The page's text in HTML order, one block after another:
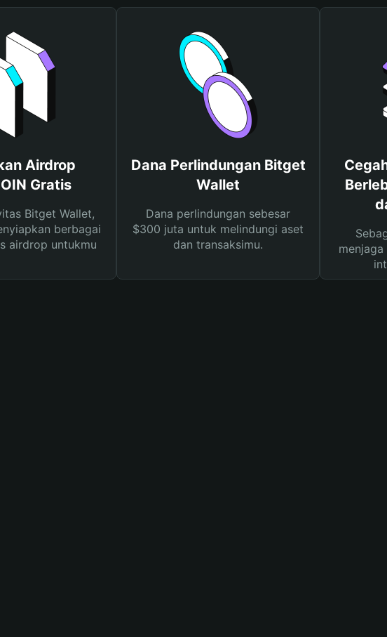
Airdrop
Gratis
Bitget Wallet,
berbagai
airdrop untukmu
Dana Perlindungan Bitget
Wallet
Dana perlindungan sebesar
$300 juta untuk melindungi aset
dan transaksimu.